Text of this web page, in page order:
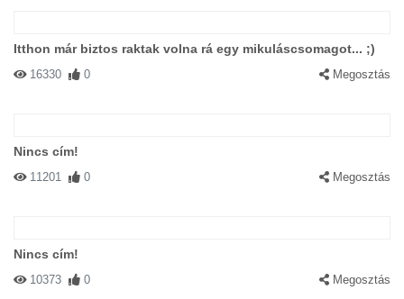
Itthon már biztos raktak volna rá egy mikuláscsomagot... ;)
16330 0 Megosztás
Nincs cím!
11201 0 Megosztás
Nincs cím!
10373 0 Megosztás